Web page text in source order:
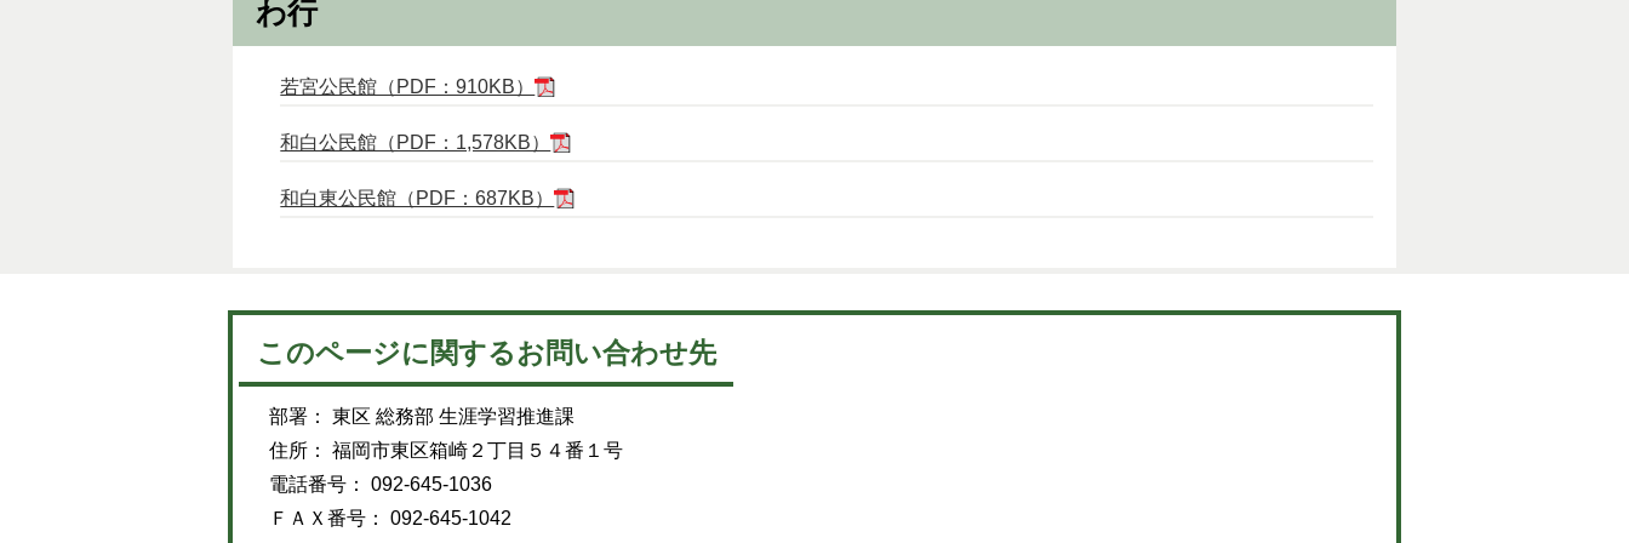
わ行
若宮公民館（PDF：910KB）
和白公民館（PDF：1,578KB）
和白東公民館（PDF：687KB）
このページに関するお問い合わせ先
部署： 東区 総務部 生涯学習推進課
住所： 福岡市東区箱崎２丁目５４番１号
電話番号： 092-645-1036
ＦＡＸ番号： 092-645-1042